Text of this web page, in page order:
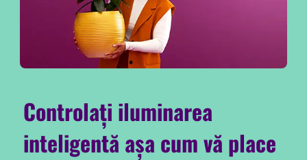
Controlați iluminarea
inteligentă așa cum vă place